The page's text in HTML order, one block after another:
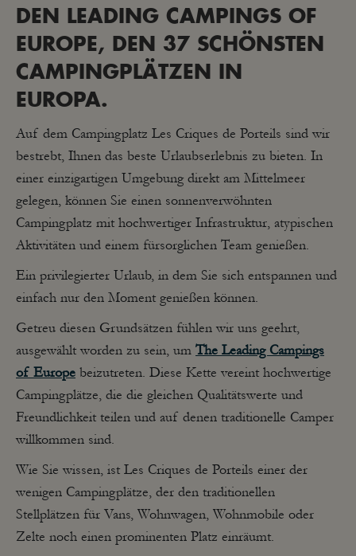
DEN LEADING CAMPINGS OF
EUROPE, DEN 37 SCHÖNSTEN
CAMPINGPLÄTZEN IN
EUROPA.
Auf dem Campingplatz Les Criques de Porteils sind wir
bestrebt, Ihnen das beste Urlaubserlebnis zu bieten. In
einer einzigartigen Umgebung direkt am Mittelmeer
gelegen, können Sie einen sonnenverwöhnten
Campingplatz mit hochwertiger Infrastruktur, atypischen
Aktivitäten und einem fürsorglichen Team genießen.
Ein privilegierter Urlaub, in dem Sie sich entspannen und
einfach nur den Moment genießen können.
Getreu diesen Grundsätzen fühlen wir uns geehrt,
ausgewählt worden zu sein, um The Leading Campings
of Europe beizutreten. Diese Kette vereint hochwertige
Campingplätze, die die gleichen Qualitätswerte und
Freundlichkeit teilen und auf denen traditionelle Camper
willkommen sind.
Wie Sie wissen, ist Les Criques de Porteils einer der
wenigen Campingplätze, der den traditionellen
Stellplätzen für Vans, Wohnwagen, Wohnmobile oder
Zelte noch einen prominenten Platz einräumt.